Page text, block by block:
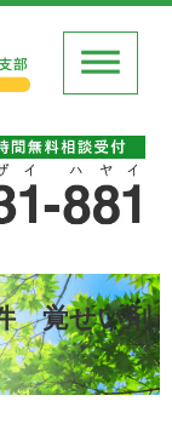
覚せい剤